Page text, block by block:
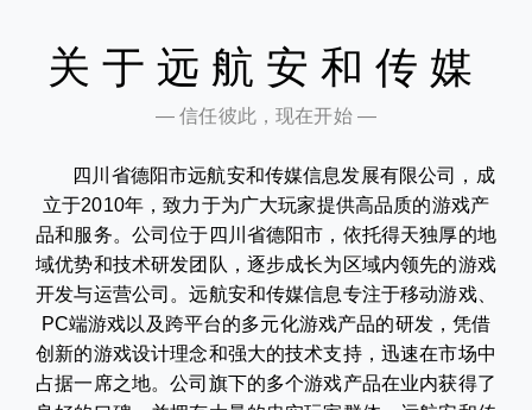
关于远航安和传媒
— 信任彼此，现在开始 —
四川省德阳市远航安和传媒信息发展有限公司，成
立于2010年，致力于为广大玩家提供高品质的游戏产
品和服务。公司位于四川省德阳市，依托得天独厚的地
域优势和技术研发团队，逐步成长为区域内领先的游戏
开发与运营公司。远航安和传媒信息专注于移动游戏、
PC端游戏以及跨平台的多元化游戏产品的研发，凭借
创新的游戏设计理念和强大的技术支持，迅速在市场中
占据一席之地。公司旗下的多个游戏产品在业内获得了